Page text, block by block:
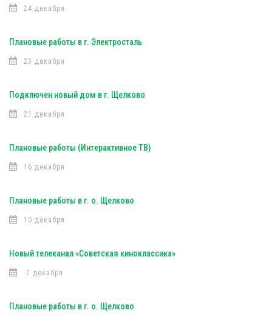
24 декабря
Плановые работы в г. Электросталь
23 декабря
Подключен новый дом в г. Щелково
21 декабря
Плановые работы (Интерактивное ТВ)
16 декабря
Плановые работы в г. о. Щелково
10 декабря
Новый телеканал «Советская киноклассика»
7 декабря
Плановые работы в г. о. Щелково